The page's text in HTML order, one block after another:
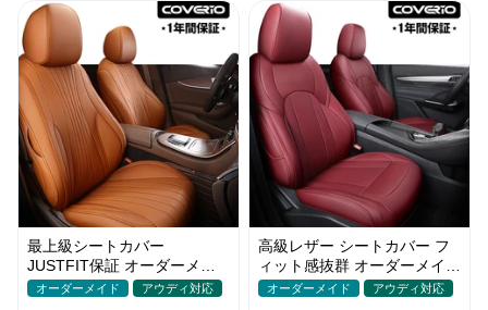
最上級シートカバー
JUSTFIT保証 オーダーメイ
ド 防水レザー 7色 おしゃれ
オーダーメイド アウディ対応
高級レザー シートカバー フ
ィット感抜群 オーダーメイド
5色 防水 耐摩耗性 全席セッ
オーダーメイド アウディ対応